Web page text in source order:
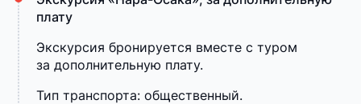
плату
Экскурсия бронируется вместе с туром
за дополнительную плату.
Тип транспорта: общественный.